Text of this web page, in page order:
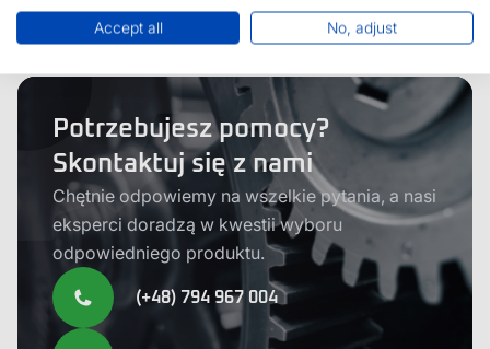
Potrzebujesz pomocy?
Skontaktuj się z nami
Chętnie odpowiemy na wszelkie pytania, a nasi
eksperci doradzą w kwestii wyboru
odpowiedniego produktu.
(+48) 794 967 004
Accept all No, adjust